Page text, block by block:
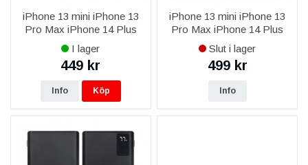
iPhone 13 mini iPhone 13
Pro Max iPhone 14 Plus
iPhone 14 Pro Max iPhone
15 Plus iPhone 15 Pro Max
Trådlös Smart 3-i-1
Laddstati
I lager
449 kr
Info Köp
iPhone 13 mini iPhone 13
Pro Max iPhone 14 Plus
iPhone 14 Pro Max iPhone
15 Plus iPhone 15 Pro Max
iPhone 16 Plus iPhone 16
Slut i lager
499 kr
Info